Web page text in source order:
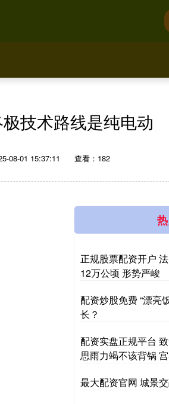
技术路线是纯电动
08-01 15:37:11 查看：182
正规股票配资开户
12万公顷 形势严峻
配资炒股免费 “漂亮
长？
配资实盘正规平台
思雨力竭不该背锅
最大配资官网 城景